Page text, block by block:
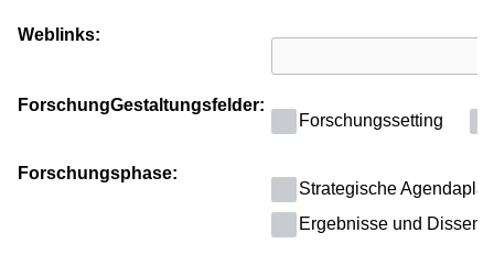
Weblinks:
ForschungGestaltungsfelder:
Forschungssetting
Forschungsphase:
Strategische
Ergebnisse und